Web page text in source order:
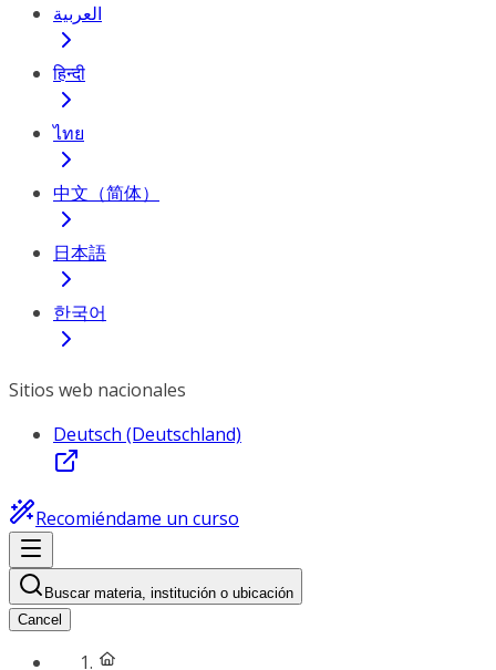
العربية
हिन्दी
ไทย
中文（简体）
日本語
한국어
Sitios web nacionales
Deutsch (Deutschland)
Recomiéndame un curso
Buscar materia, institución o ubicación
Cancel